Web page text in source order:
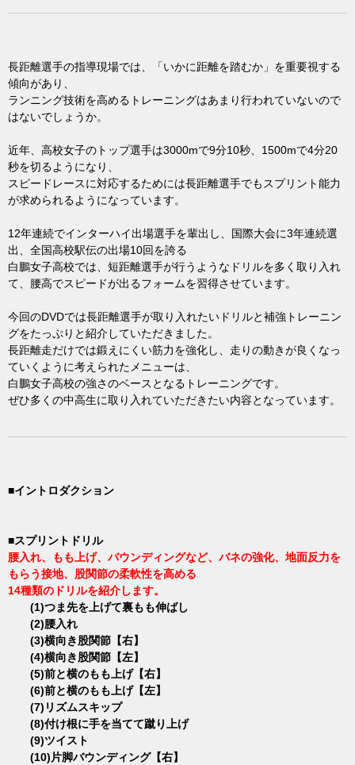
長距離選手の指導現場では、「いかに距離を踏むか」を重要視する
傾向があり、
ランニング技術を高めるトレーニングはあまり行われていないので
はないでしょうか。
近年、高校女子のトップ選手は3000mで9分10秒、1500mで4分20
秒を切るようになり、
スピードレースに対応するためには長距離選手でもスプリント能力
が求められるようになっています。
12年連続でインターハイ出場選手を輩出し、国際大会に3年連続選
出、全国高校駅伝の出場10回を誇る
白鵬女子高校では、短距離選手が行うようなドリルを多く取り入れ
て、腰高でスピードが出るフォームを習得させています。
今回のDVDでは長距離選手が取り入れたいドリルと補強トレーニン
グをたっぷりと紹介していただきました。
長距離走だけでは鍛えにくい筋力を強化し、走りの動きが良くなっ
ていくように考えられたメニューは、
白鵬女子高校の強さのベースとなるトレーニングです。
ぜひ多くの中高生に取り入れていただきたい内容となっています。
■イントロダクション
■スプリントドリル
腰入れ、もも上げ、バウンディングなど、バネの強化、地面反力を
もらう接地、股関節の柔軟性を高める
14種類のドリルを紹介します。
(1)つま先を上げて裏もも伸ばし
(2)腰入れ
(3)横向き股関節【右】
(4)横向き股関節【左】
(5)前と横のもも上げ【右】
(6)前と横のもも上げ【左】
(7)リズムスキップ
(8)付け根に手を当てて蹴り上げ
(9)ツイスト
(10)片脚バウンディング【右】